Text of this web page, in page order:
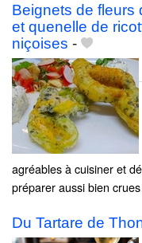
Beignets de fleurs
et quenelle de
niçoises -
agréables à cuisiner et
préparer aussi bien
Du Tartare de